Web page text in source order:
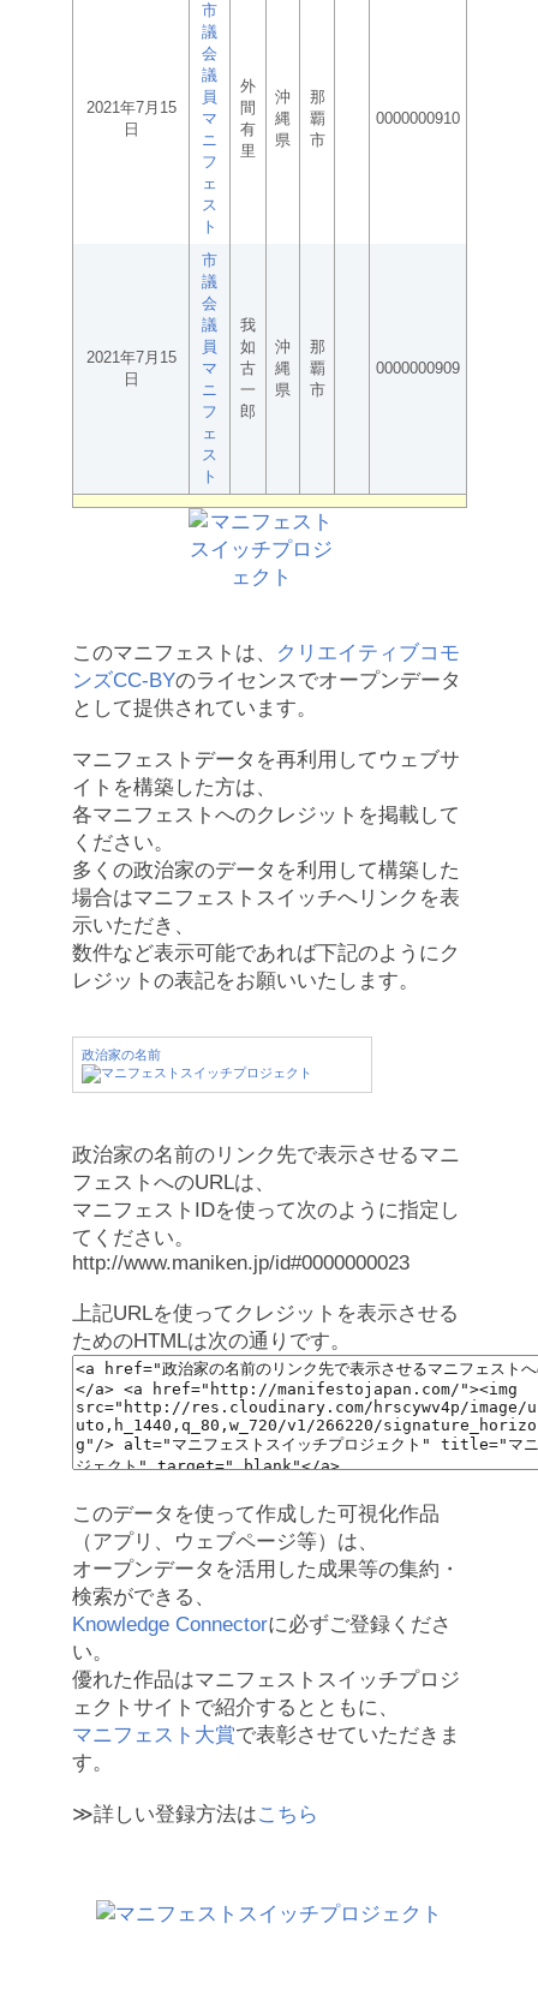
2021年7月15
日
市
議
会
議
員
マ
ニ
フ
ェ
ス
ト
外
間
有
里
沖
縄
県
那
覇
市
0000000910
2021年7月15
日
市
議
会
議
員
マ
ニ
フ
ェ
ス
ト
我
如
古
一
郎
沖
縄
県
那
覇
市
0000000909
このマニフェストは、
クリエイティブコモ
ンズCC-BYのライセンスでオープンデータ
として提供されています。
マニフェストデータを再利用してウェブサ
イトを構築した方は、
各マニフェストへのクレジットを掲載して
ください。
多くの政治家のデータを利用して構築した
場合はマニフェストスイッチへリンクを表
示いただき、
数件など表示可能であれば下記のようにク
レジットの表記をお願いいたします。
政治家の名前
政治家の名前のリンク先で表示させるマニ
フェストへのURLは、
マニフェストIDを使って次のように指定し
てください。
http://www.maniken.jp/id#0000000023
上記URLを使ってクレジットを表示させる
ためのHTMLは次の通りです。
このデータを使って作成した可視化作品
（アプリ、ウェブページ等）は、
オープンデータを活用した成果等の集約・
検索ができる、
Knowledge Connectorに必ずご登録くださ
い。
優れた作品はマニフェストスイッチプロジ
ェクトサイトで紹介するとともに、
マニフェスト大賞で表彰させていただきま
す。
≫詳しい登録方法はこちら